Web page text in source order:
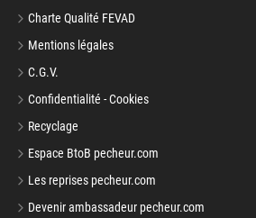
Charte Qualité FEVAD
Mentions légales
C.G.V.
Confidentialité - Cookies
Recyclage
Espace BtoB pecheur.com
Les reprises pecheur.com
Devenir ambassadeur pecheur.com